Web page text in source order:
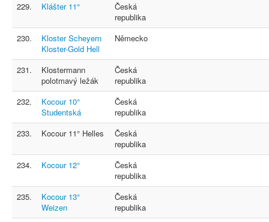
229.
Klášter 11°
Česká
republika
230.
Kloster Scheyern
Kloster-Gold Hell
Německo
231.
Klostermann
polotmavý ležák
Česká
republika
232.
Kocour 10°
Studentská
Česká
republika
233.
Kocour 11° Helles
Česká
republika
234.
Kocour 12°
Česká
republika
235.
Kocour 13°
Weizen
Česká
republika